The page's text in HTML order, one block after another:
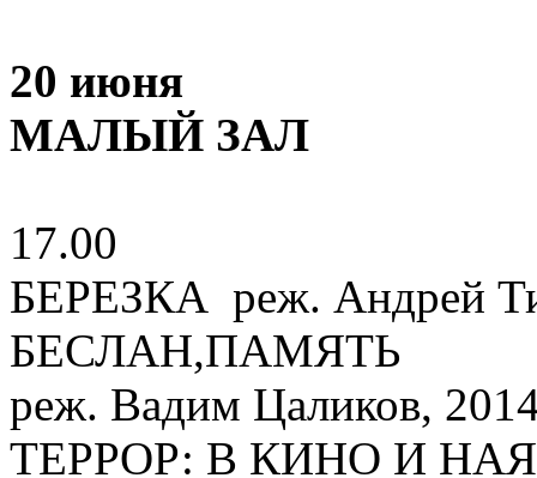
20 июня
МАЛЫЙ ЗАЛ
17.00
БЕРЕЗКА реж. Андрей
БЕСЛАН,ПАМЯТЬ
реж. Вадим Цаликов,
ТЕРРОР: В КИНО И